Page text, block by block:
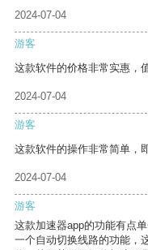
2024-07-04
游客
这款软件的价格非常实惠，
2024-07-04
游客
这款软件的操作非常简单，
2024-07-04
游客
这款加速器app的功能有点
一个自动切换线路的功能，